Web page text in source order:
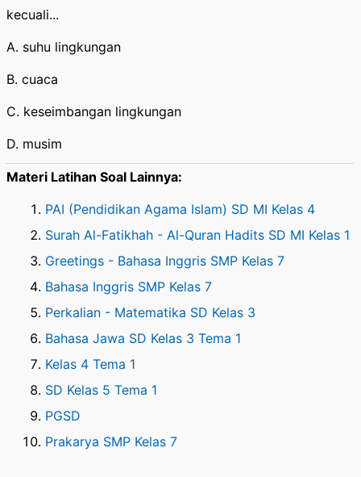
kecuali...
A. suhu lingkungan
B. cuaca
C. keseimbangan lingkungan
D. musim
Materi Latihan Soal Lainnya:
PAI (Pendidikan Agama Islam) SD MI Kelas 4
Surah Al-Fatikhah - Al-Quran Hadits SD MI Kelas 1
Greetings - Bahasa Inggris SMP Kelas 7
Bahasa Inggris SMP Kelas 7
Perkalian - Matematika SD Kelas 3
Bahasa Jawa SD Kelas 3 Tema 1
Kelas 4 Tema 1
SD Kelas 5 Tema 1
PGSD
Prakarya SMP Kelas 7